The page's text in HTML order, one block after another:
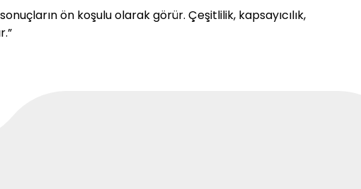
ön koşulu olarak görür. Çeşitlilik, kapsayıcılık,